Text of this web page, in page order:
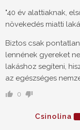
"40 év alattiaknak,
növekedés miatti
Biztos csak
lennének gyereket
lakáshoz segíteni,
az egészséges
0
Csinolina